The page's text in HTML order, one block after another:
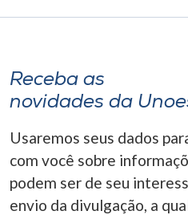
Receba as
novidades da
Usaremos seus dados
com você sobre
podem ser de seu
envio da divulgação, a